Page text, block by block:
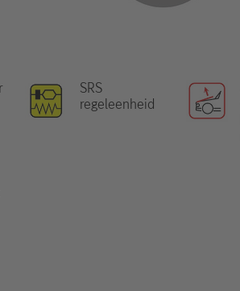
SRS
regeleenheid